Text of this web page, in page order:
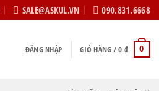
SALE@ASKUL.VN 090.831.6668
ĐĂNG NHẬP GIỎ HÀNG /0 ₫ 0